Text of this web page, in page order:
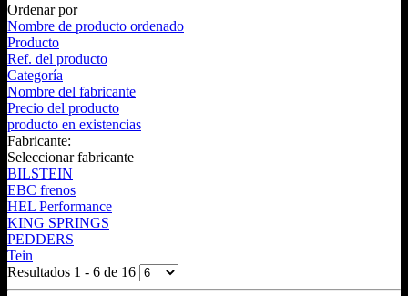
Ordenar por
Nombre de producto ordenado
Producto
Ref. del producto
Categoría
Nombre del fabricante
Precio del producto
producto en existencias
Fabricante:
Seleccionar fabricante
BILSTEIN
EBC frenos
HEL Performance
KING SPRINGS
PEDDERS
Tein
Resultados 1 - 6 de 16